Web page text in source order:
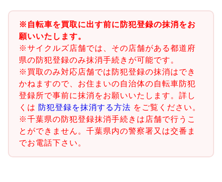
※自転車を買取に出す前に防犯登録の抹消をお
願いいたします。
※サイクルズ店舗では、その店舗がある都道府
県の防犯登録のみ抹消手続きが可能です。
※買取のみ対応店舗では防犯登録の抹消はでき
かねますので、お住まいの自治体の自転車防犯
登録所で事前に抹消をお願いいたします。詳し
くは 防犯登録を抹消する方法 をご覧ください。
※千葉県の防犯登録抹消手続きは店舗で行うこ
とができません。千葉県内の警察署又は交番ま
でお電話下さい。